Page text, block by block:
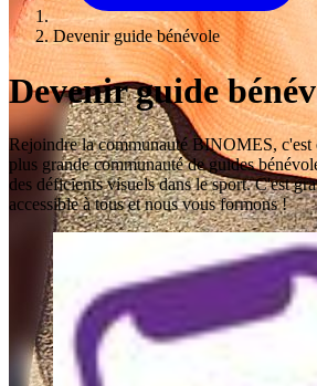
Devenir guide bénévole
Devenir guide
Rejoindre la communauté BINOMES, c'est
plus grande communauté de guides
des déficients visuels dans le sport. C'est
accessible à tous et nous vous formons !